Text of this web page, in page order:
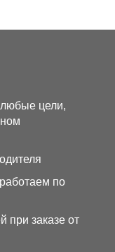
цели,
по
при заказе от